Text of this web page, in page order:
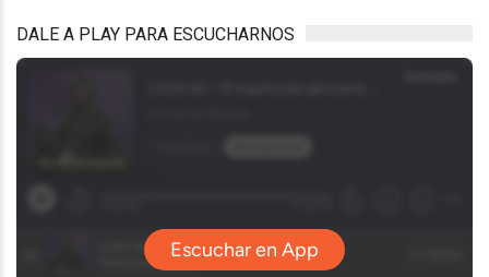
DALE A PLAY PARA ESCUCHARNOS